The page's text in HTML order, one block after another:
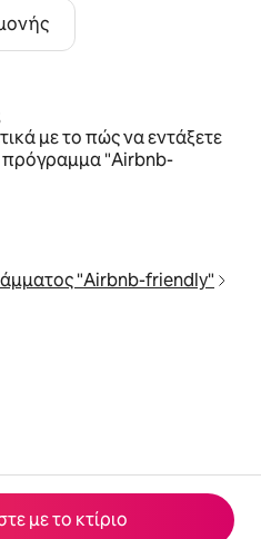
με το κτίριο
με το πώς να εντάξετε
πρόγραμμα "Airbnb-
"Airbnb-friendly"